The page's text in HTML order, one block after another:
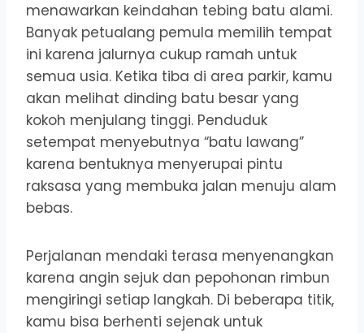
menawarkan keindahan tebing batu alami.
Banyak petualang pemula memilih tempat
ini karena jalurnya cukup ramah untuk
semua usia. Ketika tiba di area parkir, kamu
akan melihat dinding batu besar yang
kokoh menjulang tinggi. Penduduk
setempat menyebutnya “batu lawang”
karena bentuknya menyerupai pintu
raksasa yang membuka jalan menuju alam
bebas.
Perjalanan mendaki terasa menyenangkan
karena angin sejuk dan pepohonan rimbun
mengiringi setiap langkah. Di beberapa titik,
kamu bisa berhenti sejenak untuk